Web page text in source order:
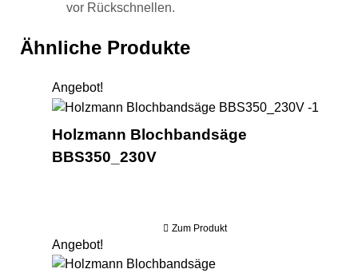
vor Rückschnellen.
Ähnliche Produkte
Angebot!
Holzmann Blochbandsäge
BBS350_230V
Zum Produkt
Angebot!